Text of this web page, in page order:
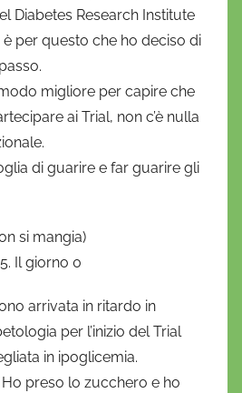
D
'
n
o
Diabetes Research Institute
è per questo che ho deciso di
migliore per capire che
ai Trial, non c’è nulla
di guarire e far guarire gli
si mangia)
Il giorno 0
arrivata in ritardo in
per l’inizio del Trial
in ipoglicemia.
preso lo zucchero e ho